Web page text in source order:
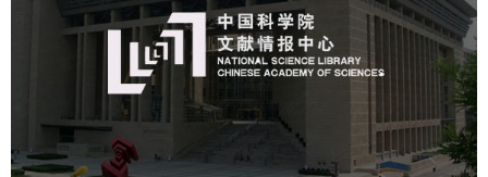
网站建设
数字博物馆建设
展厅空间设计
产品展厅设计